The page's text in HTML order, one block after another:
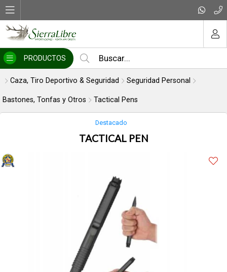
Enviar
PRODUCTOS
Caza, Tiro Deportivo & Seguridad Seguridad Personal
Bastones, Tonfas y Otros Tactical Pens
Destacado
TACTICAL PEN